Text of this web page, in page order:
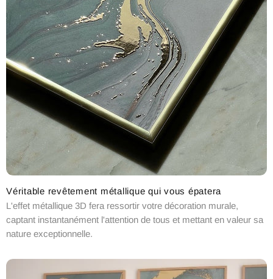
Véritable revêtement métallique qui vous épatera
L'effet métallique 3D fera ressortir votre décoration murale,
captant instantanément l'attention de tous et mettant en valeur sa
nature exceptionnelle.